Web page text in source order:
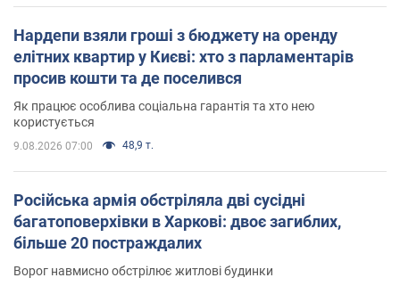
Нардепи взяли гроші з бюджету на оренду
елітних квартир у Києві: хто з парламентарів
просив кошти та де поселився
Як працює особлива соціальна гарантія та хто нею
користується
9.08.2026 07:00 48,9 т.
Російська армія обстріляла дві сусідні
багатоповерхівки в Харкові: двоє загиблих,
більше 20 постраждалих
Ворог навмисно обстрілює житлові будинки